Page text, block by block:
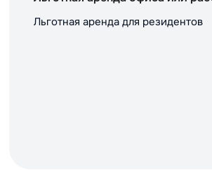
Льготная аренда для резидентов